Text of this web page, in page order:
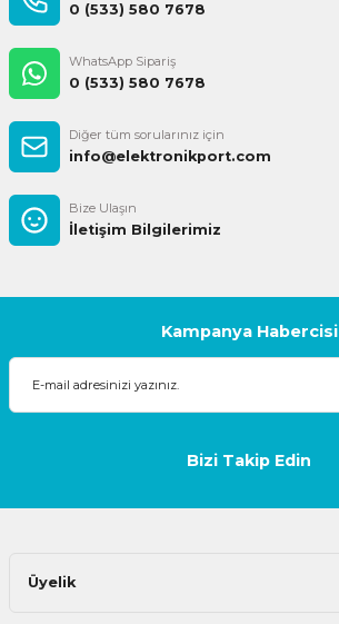
0 (533) 580 7678
WhatsApp Sipariş
0 (533) 580 7678
Diğer tüm sorularınız için
info@elektronikport.com
Bize Ulaşın
İletişim Bilgilerimiz
Kampanya Habercisi
Bizi Takip Edin
Üyelik